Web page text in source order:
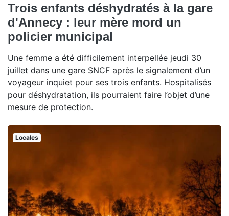
Trois enfants déshydratés à la gare
d'Annecy : leur mère mord un
policier municipal
Une femme a été difficilement interpellée jeudi 30
juillet dans une gare SNCF après le signalement d’un
voyageur inquiet pour ses trois enfants. Hospitalisés
pour déshydratation, ils pourraient faire l’objet d’une
mesure de protection.
Locales